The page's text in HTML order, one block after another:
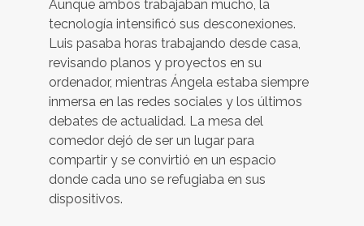
Aunque ambos trabajaban mucho, la
tecnología intensificó sus desconexiones.
Luis pasaba horas trabajando desde casa,
revisando planos y proyectos en su
ordenador, mientras Ángela estaba siempre
inmersa en las redes sociales y los últimos
debates de actualidad. La mesa del
comedor dejó de ser un lugar para
compartir y se convirtió en un espacio
donde cada uno se refugiaba en sus
dispositivos.